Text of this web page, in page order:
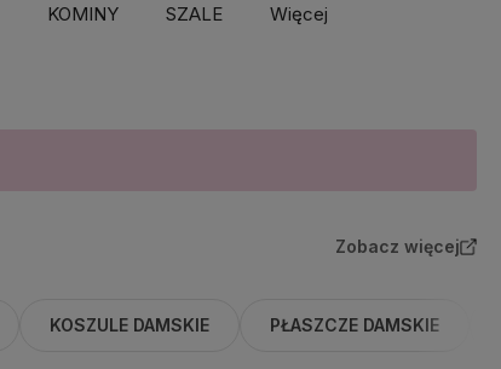
KOMINY SZALE Więcej
Zobacz więcej
KOSZULE DAMSKIE PŁASZCZE DAMSKIE